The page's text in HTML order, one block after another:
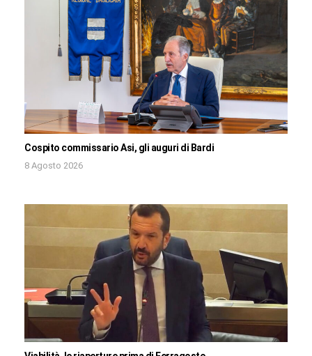
Cospito commissario Asi, gli auguri di Bardi
8 Agosto 2026